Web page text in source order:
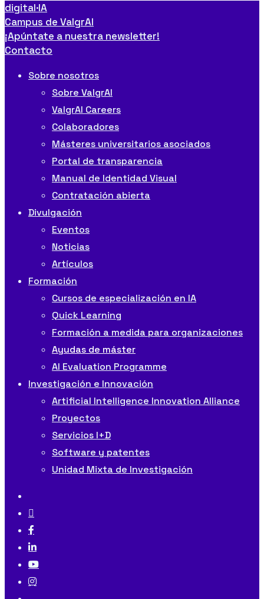
Close
Menu
digital·IA
Campus de ValgrAI
¡Apúntate a nuestra newsletter!
Contacto
Sobre nosotros
Sobre ValgrAI
ValgrAI Careers
Colaboradores
Másteres universitarios asociados
Portal de transparencia
Manual de Identidad Visual
Contratación abierta
Divulgación
Eventos
Noticias
Artículos
Formación
Cursos de especialización en IA
Quick Learning
Formación a medida para organizaciones
Ayudas de máster
AI Evaluation Programme
Investigación e Innovación
Artificial Intelligence Innovation Alliance
Proyectos
Servicios I+D
Software y patentes
Unidad Mixta de Investigación
twitter
bluesky
facebook
linkedin
youtube
instagram